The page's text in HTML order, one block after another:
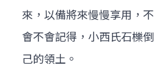
來，以備將來慢慢享用，
會不會記得，小西氏石櫟
己的領土。